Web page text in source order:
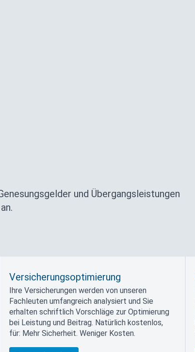
und Übergangsleistungen
Versicherungsoptimierung
Ihre Versicherungen werden von unseren
Fachleuten umfangreich analysiert und Sie
erhalten schriftlich Vorschläge zur Optimierung
bei Leistung und Beitrag. Natürlich kostenlos,
für: Mehr Sicherheit. Weniger Kosten.